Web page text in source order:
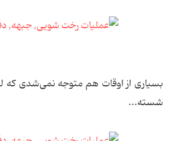
بسیاری از اوقات هم متوجه نمی‌شدی
شسته...